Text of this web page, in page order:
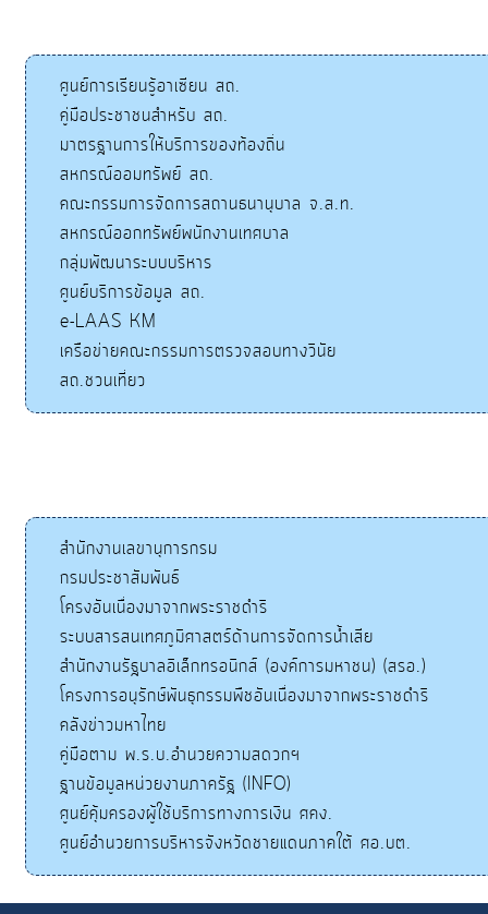
ศูนย์การเรียนรู้อาเซียน สถ.
คู่มือประชาชนสำหรับ สถ.
มาตรฐานการให้บริการของท้องถิ่น
สหกรณ์ออมทรัพย์ สถ.
คณะกรรมการจัดการสถานธนานุบาล จ.ส.ท.
สหกรณ์ออกทรัพย์พนักงานเทศบาล
กลุ่มพัฒนาระบบบริหาร
ศูนย์บริการข้อมูล สถ.
e-LAAS KM
เครือข่ายคณะกรรมการตรวจสอบทางวินัย
สถ.ชวนเที่ยว
สำนักงานเลขานุการกรม
กรมประชาสัมพันธ์
โครงอันเนื่องมาจากพระราชดำริ
ระบบสารสนเทศภูมิศาสตร์ด้านการจัดการน้ำเสีย
สำนักงานรัฐบาลอิเล็กทรอนิกส์ (องค์การมหาชน) (สรอ.)
โครงการอนุรักษ์พันธุกรรมพืชอันเนื่องมาจากพระราชดำริ
คลังข่าวมหาไทย
คู่มือตาม พ.ร.บ.อำนวยความสดวกฯ
ฐานข้อมูลหน่วยงานภาครัฐ (INFO)
ศูนย์คุ้มครองผู้ใช้บริการทางการเงิน ศคง.
ศูนย์อำนวยการบริหารจังหวัดชายแดนภาคใต้ ศอ.บต.